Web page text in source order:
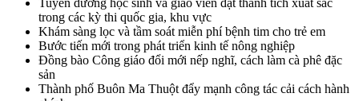
Tuyên dương học sinh và giáo viên đạt thành tích xuất sắc
trong các kỳ thi quốc gia, khu vực
Khám sàng lọc và tầm soát miễn phí bệnh tim cho trẻ em
Bước tiến mới trong phát triển kinh tế nông nghiệp
Đồng bào Công giáo đổi mới nếp nghĩ, cách làm cà phê đặc
sản
Thành phố Buôn Ma Thuột đẩy mạnh công tác cải cách hành